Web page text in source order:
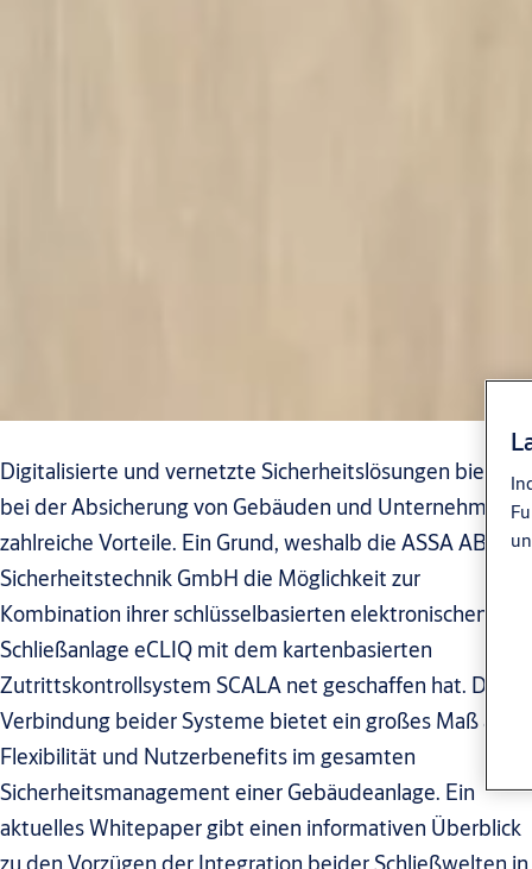
Digitalisierte und vernetzte Sicherheitslösungen bieten
bei der Absicherung von Gebäuden und Unternehmen
zahlreiche Vorteile. Ein Grund, weshalb die ASSA ABLOY
Sicherheitstechnik GmbH die Möglichkeit zur
Kombination ihrer schlüsselbasierten elektronischen
Schließanlage eCLIQ mit dem kartenbasierten
Zutrittskontrollsystem SCALA net geschaffen hat. Die
Verbindung beider Systeme bietet ein großes Maß an
Flexibilität und Nutzerbenefits im gesamten
Sicherheitsmanagement einer Gebäudeanlage. Ein
aktuelles Whitepaper gibt einen informativen Überblick